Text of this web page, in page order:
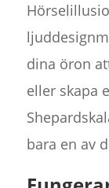
dina öron
eller skapa
bara en av